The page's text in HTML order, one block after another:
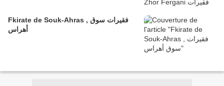
Fkirate de Souk-Ahras , فقيرات سوق
أهراس